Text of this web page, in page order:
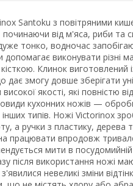
Santoku з повітряними
від м'яса, риби та
тонко, водночас
виконувати різні
Клинок виготовлений
змогу довше зберігати
якості, які повністю
кухонних ножів —
типів. Ножі Victorinox
а ручки з пластику,
впродовж
мити в
після використання ножі
невеликі зміни